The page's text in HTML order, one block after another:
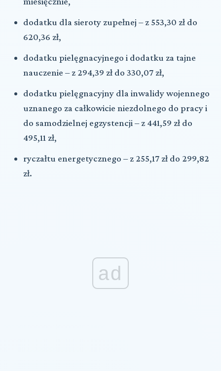
dodatku dla sieroty zupełnej – z 553,30 zł do
620,36 zł,
dodatku pielęgnacyjnego i dodatku za tajne
nauczenie – z 294,39 zł do 330,07 zł,
dodatku pielęgnacyjny dla inwalidy wojennego
uznanego za całkowicie niezdolnego do pracy i
do samodzielnej egzystencji – z 441,59 zł do
495,11 zł,
ryczałtu energetycznego – z 255,17 zł do 299,82
zł.
ad